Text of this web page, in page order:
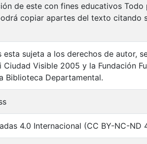
de este con fines educativos Todo
copiar apartes del texto citando
sujeta a los derechos de autor,
Visible 2005 y la Fundación
Biblioteca Departamental.
4.0 Internacional (CC BY-NC-ND